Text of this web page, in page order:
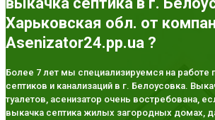
Харьковская обл. от
Asenizator24.pp.ua ?
Более 7 лет мы специализируемся на работе
септиков и канализаций в г. Белоусовка.
туалетов, асенизатор очень востребована,
выкачка септика жилых загородных домах,